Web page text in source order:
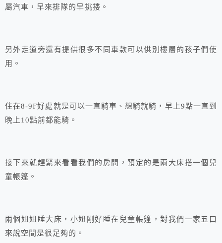
屬汽車，早來排隊的早挑搂。
另外走道旁還有提供很多不同車款可以供別樓層的孩子們使
用。
住在8-9F好處就是可以一直騎車、想騎就騎，早上9點一直到
晚上10點前都能騎。
接下來就趕緊來看看我們的房間，預定的是兩大床搭一個兒
童帳篷。
兩個姐姐睡大床，小妞剛好睡在兒童帳篷，對我們一家五口
來說空間是很足夠的。